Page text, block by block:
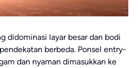
didominasi layar besar dan bodi
berbeda. Ponsel entry-
dan nyaman dimasukkan ke